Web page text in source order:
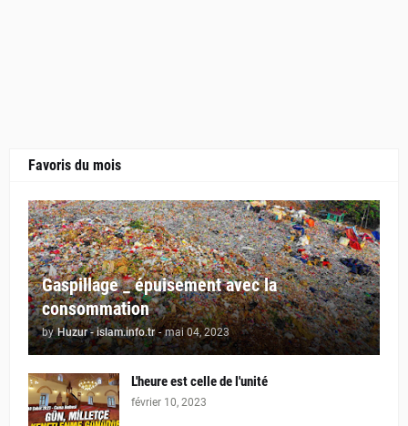
Favoris du mois
Gaspillage _ épuisement avec la
consommation
by Huzur - islam.info.tr - mai 04, 2023
L'heure est celle de l'unité
février 10, 2023